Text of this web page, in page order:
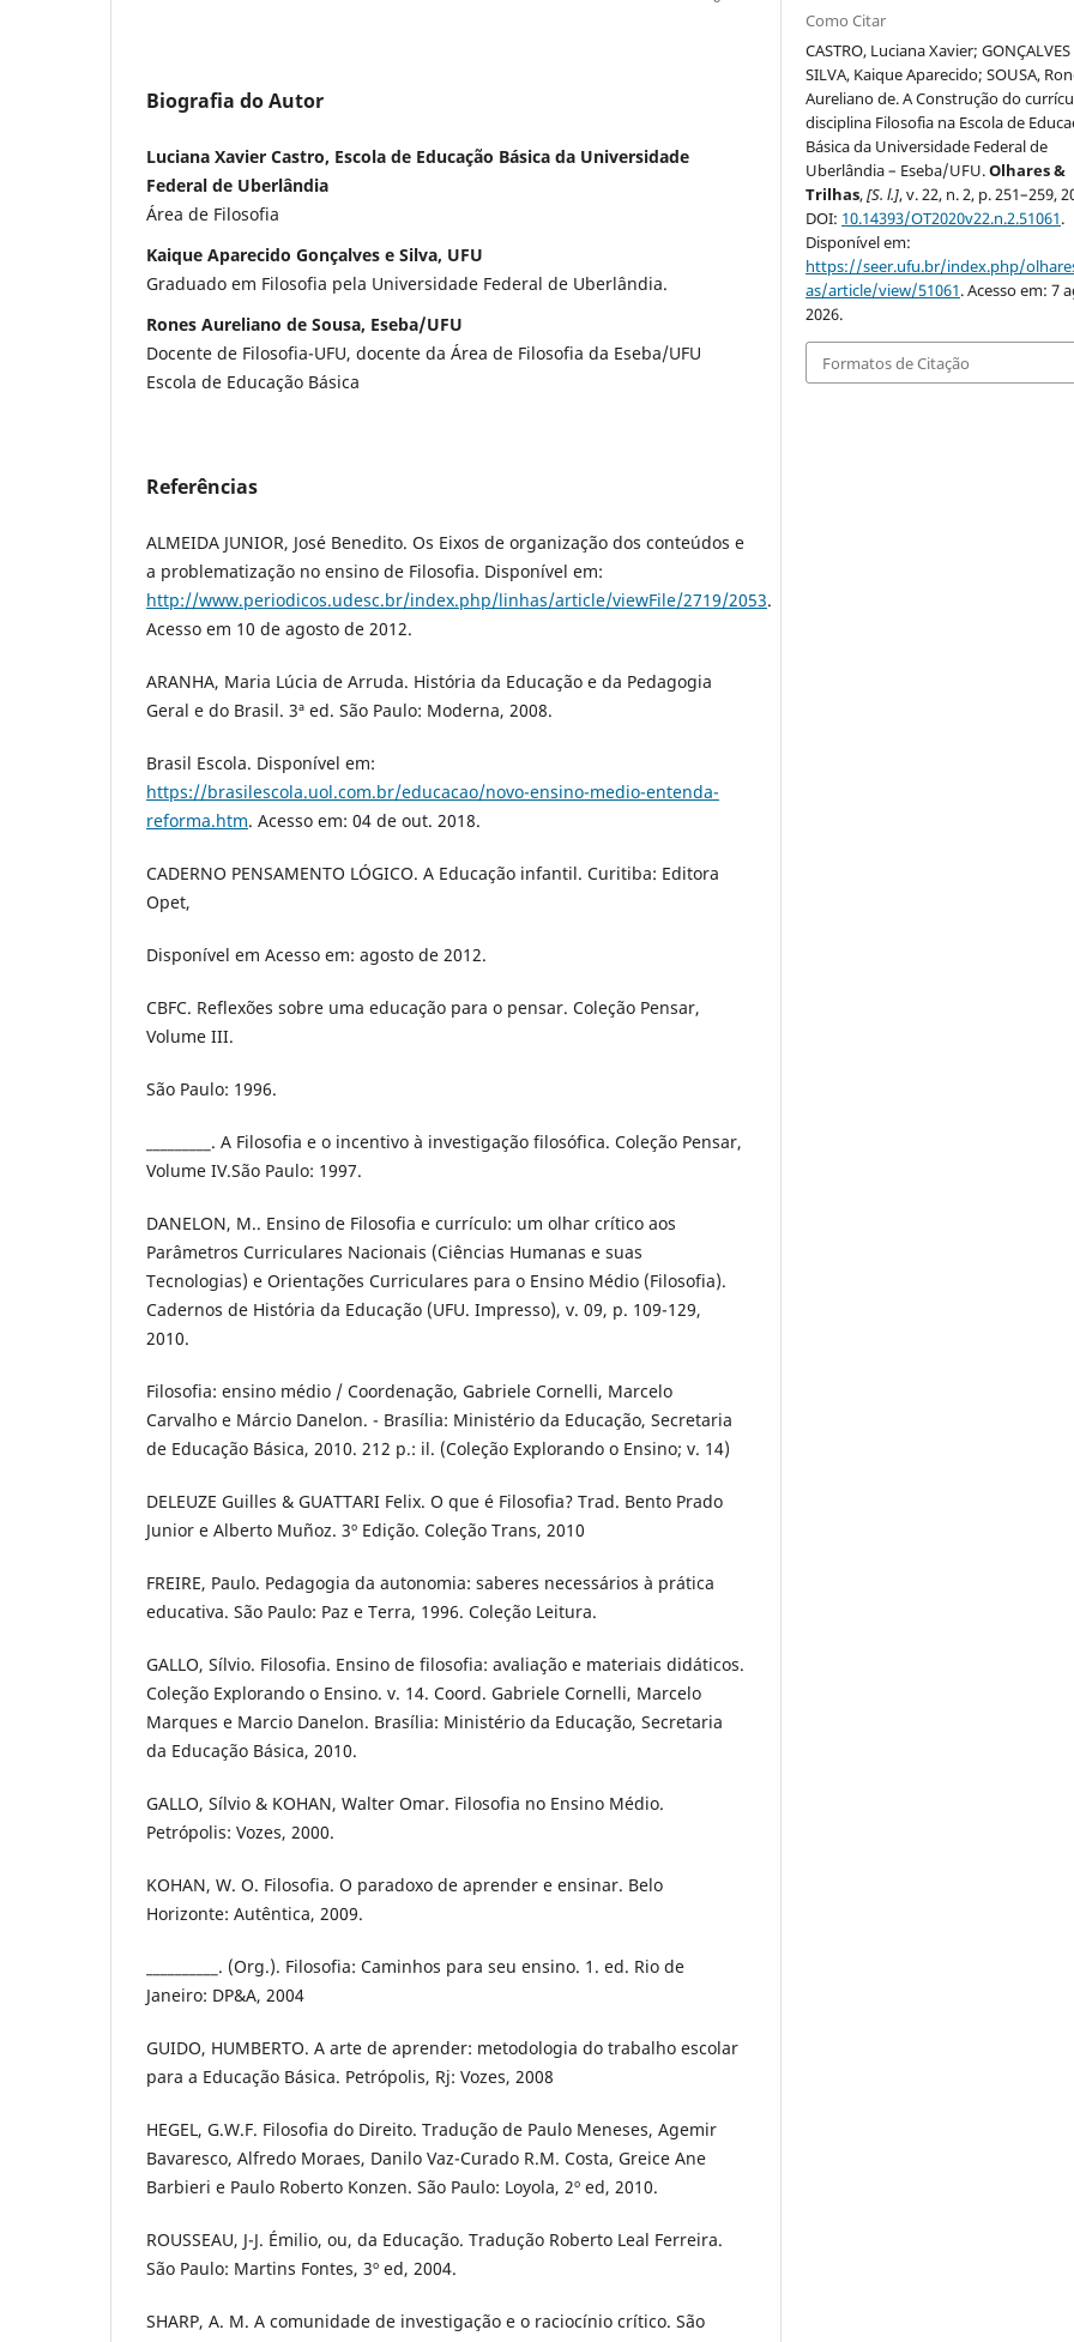
Biografia do Autor
Luciana Xavier Castro, Escola de Educação Básica da Universidade
Federal de Uberlândia
Área de Filosofia
Kaique Aparecido Gonçalves e Silva, UFU
Graduado em Filosofia pela Universidade Federal de Uberlândia.
Rones Aureliano de Sousa, Eseba/UFU
Docente de Filosofia-UFU, docente da Área de Filosofia da Eseba/UFU
Escola de Educação Básica
Referências
ALMEIDA JUNIOR, José Benedito. Os Eixos de organização dos conteúdos e
a problematização no ensino de Filosofia. Disponível em:
http://www.periodicos.udesc.br/index.php/linhas/article/viewFile/2719/2053.
Acesso em 10 de agosto de 2012.
ARANHA, Maria Lúcia de Arruda. História da Educação e da Pedagogia
Geral e do Brasil. 3ª ed. São Paulo: Moderna, 2008.
Brasil Escola. Disponível em:
https://brasilescola.uol.com.br/educacao/novo-ensino-medio-entenda-
reforma.htm. Acesso em: 04 de out. 2018.
CADERNO PENSAMENTO LÓGICO. A Educação infantil. Curitiba: Editora
Opet,
Disponível em Acesso em: agosto de 2012.
CBFC. Reflexões sobre uma educação para o pensar. Coleção Pensar,
Volume III.
São Paulo: 1996.
_________. A Filosofia e o incentivo à investigação filosófica. Coleção Pensar,
Volume IV.São Paulo: 1997.
DANELON, M.. Ensino de Filosofia e currículo: um olhar crítico aos
Parâmetros Curriculares Nacionais (Ciências Humanas e suas
Tecnologias) e Orientações Curriculares para o Ensino Médio (Filosofia).
Cadernos de História da Educação (UFU. Impresso), v. 09, p. 109-129,
2010.
Filosofia: ensino médio / Coordenação, Gabriele Cornelli, Marcelo
Carvalho e Márcio Danelon. - Brasília: Ministério da Educação, Secretaria
de Educação Básica, 2010. 212 p.: il. (Coleção Explorando o Ensino; v. 14)
DELEUZE Guilles & GUATTARI Felix. O que é Filosofia? Trad. Bento Prado
Junior e Alberto Muñoz. 3º Edição. Coleção Trans, 2010
FREIRE, Paulo. Pedagogia da autonomia: saberes necessários à prática
educativa. São Paulo: Paz e Terra, 1996. Coleção Leitura.
GALLO, Sílvio. Filosofia. Ensino de filosofia: avaliação e materiais didáticos.
Coleção Explorando o Ensino. v. 14. Coord. Gabriele Cornelli, Marcelo
Marques e Marcio Danelon. Brasília: Ministério da Educação, Secretaria
da Educação Básica, 2010.
GALLO, Sílvio & KOHAN, Walter Omar. Filosofia no Ensino Médio.
Petrópolis: Vozes, 2000.
KOHAN, W. O. Filosofia. O paradoxo de aprender e ensinar. Belo
Horizonte: Autêntica, 2009.
__________. (Org.). Filosofia: Caminhos para seu ensino. 1. ed. Rio de
Janeiro: DP&A, 2004
GUIDO, HUMBERTO. A arte de aprender: metodologia do trabalho escolar
para a Educação Básica. Petrópolis, Rj: Vozes, 2008
HEGEL, G.W.F. Filosofia do Direito. Tradução de Paulo Meneses, Agemir
Bavaresco, Alfredo Moraes, Danilo Vaz-Curado R.M. Costa, Greice Ane
Barbieri e Paulo Roberto Konzen. São Paulo: Loyola, 2º ed, 2010.
ROUSSEAU, J-J. Émilio, ou, da Educação. Tradução Roberto Leal Ferreira.
São Paulo: Martins Fontes, 3º ed, 2004.
SHARP, A. M. A comunidade de investigação e o raciocínio crítico. São
Como Citar
CASTRO, Luciana Xavier; GONÇALVES
SILVA, Kaique Aparecido; SOUSA,
Aureliano de. A Construção do
disciplina Filosofia na Escola de
Básica da Universidade Federal de
Uberlândia – Eseba/UFU.Olhares &
Trilhas,[S. l.], v. 22, n. 2, p. 251–259,
DOI: 10.14393/OT2020v22.n.2.51061.
Disponível em:
https://seer.ufu.br/index.php/
as/article/view/51061. Acesso em: 7
2026.
Formatos de Citação